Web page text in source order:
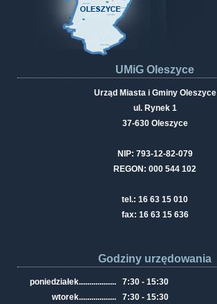
UMiG Oleszyce
Urząd Miasta i Gminy Oleszyce
ul. Rynek 1
37-630 Oleszyce
NIP: 793-12-82-079
REGON: 000 544 102
tel.: 16 63 15 010
fax: 16 63 15 636
Godziny urzędowania
poniedziałek..................
7:30 - 15:30
wtorek.................. 7:30 - 15:30